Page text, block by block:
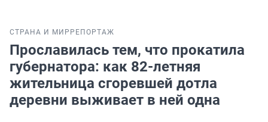
СТРАНА И МИР РЕПОРТАЖ
Прославилась тем, что прокатила
губернатора: как 82-летняя
жительница сгоревшей дотла
деревни выживает в ней одна